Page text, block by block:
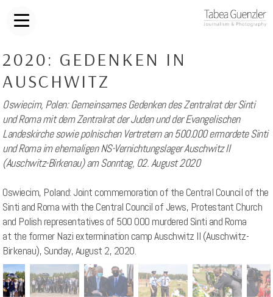
2020: GEDENKEN IN
AUSCHWITZ
Oswiecim, Polen: Gemeinsames Gedenken des Zentralrat der Sinti
und Roma mit dem Zentralrat der Juden und der Evangelischen
Landeskirche sowie polnischen Vertretern an 500.000 ermordete Sinti
und Roma im ehemaligen NS-Vernichtungslager Auschwitz II
(Auschwitz-Birkenau) am Sonntag, 02. August 2020
Oswiecim, Poland: Joint commemoration of the Central Council of the
Sinti and Roma with the Central Council of Jews, Protestant Church
and Polish representatives of 500 000 murdered Sinti and Roma
at the former Nazi extermination camp Auschwitz II (Auschwitz-
Birkenau), Sunday, August 2, 2020.